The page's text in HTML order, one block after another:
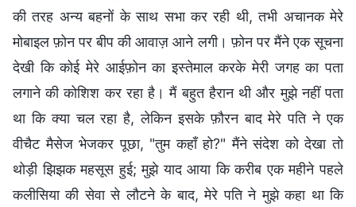
की तरह अन्य बहनों के साथ सभा कर रही थी, तभी अचानक मेरे
मोबाइल फ़ोन पर बीप की आवाज़ आने लगी। फ़ोन पर मैंने एक सूचना
देखी कि कोई मेरे आईफ़ोन का इस्तेमाल करके मेरी जगह का पता
लगाने की कोशिश कर रहा है। मैं बहुत हैरान थी और मुझे नहीं पता
था कि क्या चल रहा है, लेकिन इसके फ़ौरन बाद मेरे पति ने एक
वीचैट मैसेज भेजकर पूछा, "तुम कहाँ हो?" मैंने संदेश को देखा तो
थोड़ी झिझक महसूस हुई; मुझे याद आया कि करीब एक महीने पहले
कलीसिया की सेवा से लौटने के बाद, मेरे पति ने मुझे कहा था कि